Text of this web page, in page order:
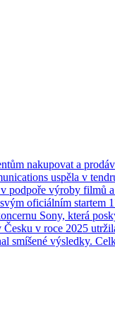
nakupovat a
uspěla v
podpoře výroby filmů
oficiálním startem
Sony, která
v roce 2025
smíšené výsledky.